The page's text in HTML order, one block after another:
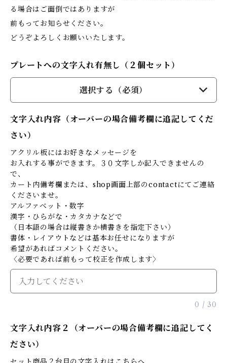
る場合はご面倒ではありますが
前もってお知らせください。
どうぞよろしくお願いいたします。
プレートへの文字入れ有無し（２個セット）
選択する（必須）
文字入れ内容（オーバーの場合備考欄に追記してくだ
さい）
アクリル板にはお好きなメッセージを
お入れする事ができます。３０文字しか記入できませんの
で、
カート内備考欄または、shop画面上部のcontactにてご連絡
くださいませ。
アルファベット・数字
漢字・ひらがな・カタカナなどで
（日本語の場合は縦書きか横書きを指定下さい）
書体・レイアウトなどは基本お任せになりますが
希望があればコメントください。
〈必要であれば前もって校正を作成します〉
0 / 30
文字入れ内容２（オーバーの場合備考欄に追記してく
ださい）